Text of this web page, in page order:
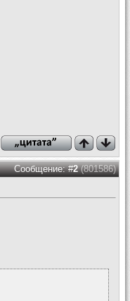
Сообщение: #2(801586)